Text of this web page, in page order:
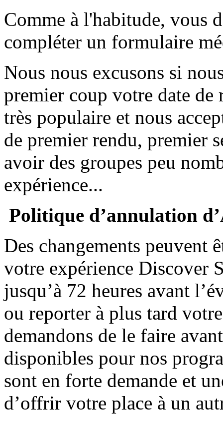
Comme à l'habitude, vous
compléter un formulaire
Nous nous excusons si
premier coup votre date de
très populaire et nous
de premier rendu, premier
avoir des groupes peu
expérience...
Politique d’annulation
Des changements peuvent
votre expérience Discover
jusqu’à 72 heures avant
ou reporter à plus tard
demandons de le faire
disponibles pour nos
sont en forte demande et
d’offrir votre place à un